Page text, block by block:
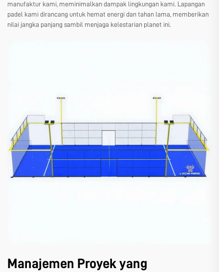
manufaktur kami, meminimalkan dampak lingkungan kami. Lapangan
padel kami dirancang untuk hemat energi dan tahan lama, memberikan
nilai jangka panjang sambil menjaga kelestarian planet ini.
Manajemen Proyek yang